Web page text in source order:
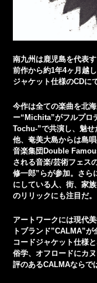
南九州は鹿児島を代表
前作から約1年4ヶ月越
ジャケット仕様のCDに
今作は全ての楽曲を北
ー“Michita”がフルプロ
Tochu-”で共演し、魅
他、奄美大島からは島
音楽集団Double
される音楽/芸術フェス
修一郎”らが参加。さら
にしている人、街、家
のリリックにも注目だ。
アートワークには現代
トブランド”CALMA”
コードジャケット仕様
俗学、オフロードにカ
評のあるCALMAならで